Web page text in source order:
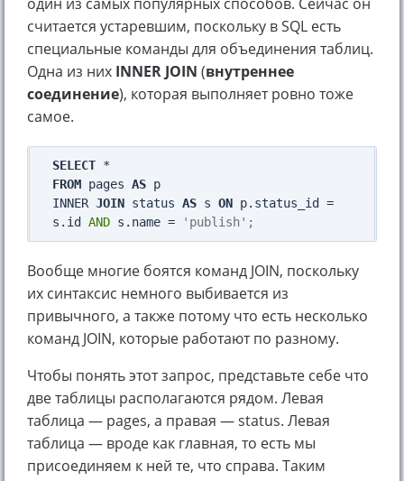
считается устаревшим, поскольку в SQL есть
специальные команды для объединения таблиц.
Одна из них INNER JOIN (внутреннее
соединение), которая выполняет ровно тоже
самое.
SELECT
FROM pages AS p
INNER JOIN status AS s ON p.status_id =
s.id AND s.name = 'publish';
Вообще многие боятся команд JOIN, поскольку
их синтаксис немного выбивается из
привычного, а также потому что есть несколько
команд JOIN, которые работают по разному.
Чтобы понять этот запрос, представьте себе что
две таблицы располагаются рядом. Левая
таблица — pages, а правая — status. Левая
таблица — вроде как главная, то есть мы
присоединяем к ней те, что справа. Таким